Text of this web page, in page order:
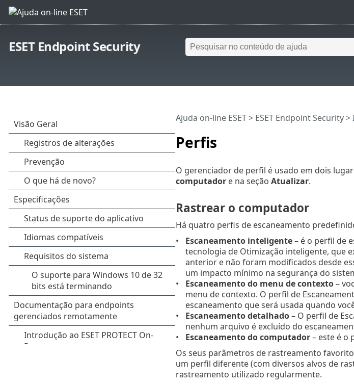
ESET Endpoint Security
Perfis
Ajuda on-line ESET> ESET Endpoint Security>
O gerenciador de perfil é usado em dois
computadore na seção Atualizar.
Rastrear o computador
Há quatro perfis de escaneamento
Escaneamento inteligente– é o perfil de
tecnologia de Otimização inteligente, que
anterior e não foram modificados desde
um impacto mínimo na segurança do
Escaneamento do menu de contexto–
menu de contexto. O perfil de
escaneamento que será usada quando
Escaneamento detalhado– O perfil de
nenhum arquivo é excluído do
Escaneamento do computador– este é o
Os seus parâmetros de rastreamento
um perfil diferente (com diversos alvos de
rastreamento utilizado regularmente.